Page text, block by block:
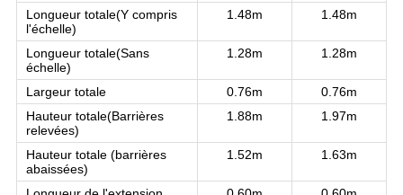
Longueur totale(Y compris
l'échelle)
1.48m 1.48m
Longueur totale(Sans
échelle)
1.28m 1.28m
Largeur totale 0.76m
0.76m
Hauteur totale(Barrières
relevées)
1.88m 1.97m
Hauteur totale (barrières
abaissées)
1.52m 1.63m